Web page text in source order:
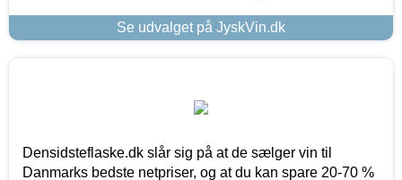
Se udvalget på JyskVin.dk
Densidsteflaske.dk slår sig på at de sælger vin til
Danmarks bedste netpriser, og at du kan spare 20-70 %